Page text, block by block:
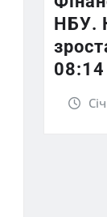
НБУ.
08:14